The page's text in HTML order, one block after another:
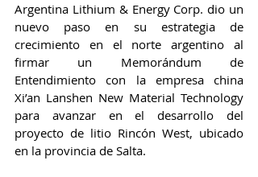
Argentina Lithium & Energy Corp. dio un
nuevo paso en su estrategia de
crecimiento en el norte argentino al
firmar un Memorándum de
Entendimiento con la empresa china
Xi’an Lanshen New Material Technology
para avanzar en el desarrollo del
proyecto de litio Rincón West, ubicado
en la provincia de Salta.